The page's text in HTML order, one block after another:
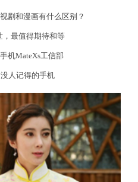
剧和漫画有什么区别？
，最值得期待和等
机MateXs工信部
人记得的手机